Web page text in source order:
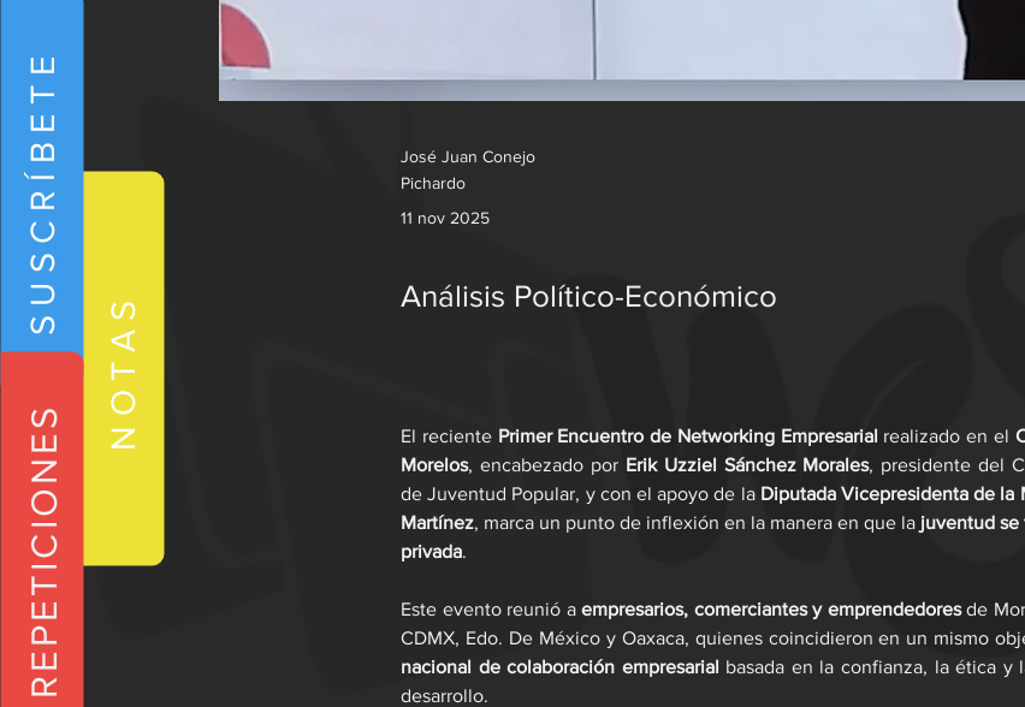
NOTAS
SUSCRÍBETE
REPETICIONES
José Juan Conejo
Pichardo
11 nov 2025
Análisis Político-Económico
El reciente Primer Encuentro de Networking Empresarial realizado en el
Morelos, encabezado por Erik Uzziel Sánchez Morales, presidente del
de Juventud Popular, y con el apoyo de la Diputada Vicepresidenta de la
Martínez, marca un punto de inflexión en la manera en que la juventud se
privada.
Este evento reunió a empresarios, comerciantes y emprendedores de
CDMX, Edo. De México y Oaxaca, quienes coincidieron en un mismo
nacional de colaboración empresarial basada en la confianza, la ética y
desarrollo.